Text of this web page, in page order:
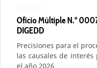
Oficio Múltiple N.º
DIGEDD
Precisiones para el
las causales de
el año 2026